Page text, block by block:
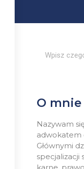
O mnie
Nazywam
adwokatem
Głównymi
specjalizacji